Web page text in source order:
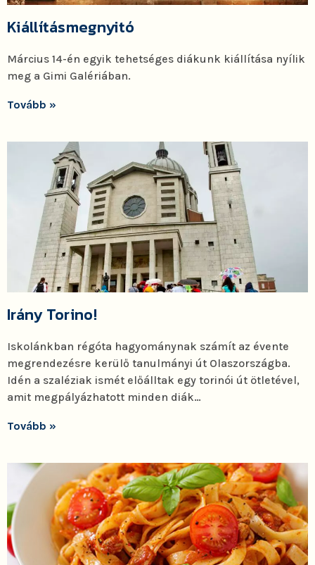
Kiállításmegnyitó
Március 14-én egyik tehetséges diákunk kiállítása nyílik
meg a Gimi Galériában.
Tovább »
Irány Torino!
Iskolánkban régóta hagyománynak számít az évente
megrendezésre kerülő tanulmányi út Olaszországba.
Idén a szaléziak ismét előálltak egy torinói út ötletével,
amit megpályázhatott minden diák…
Tovább »